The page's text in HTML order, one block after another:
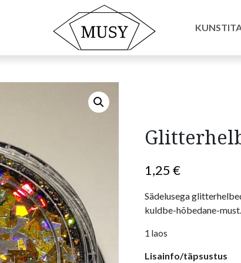
/ Glitterhelbed kuld-hõbe-must
1,25€
Sädelusega
kuldbe-hõbedane-
1 laos
Lisainfo/täpsustus